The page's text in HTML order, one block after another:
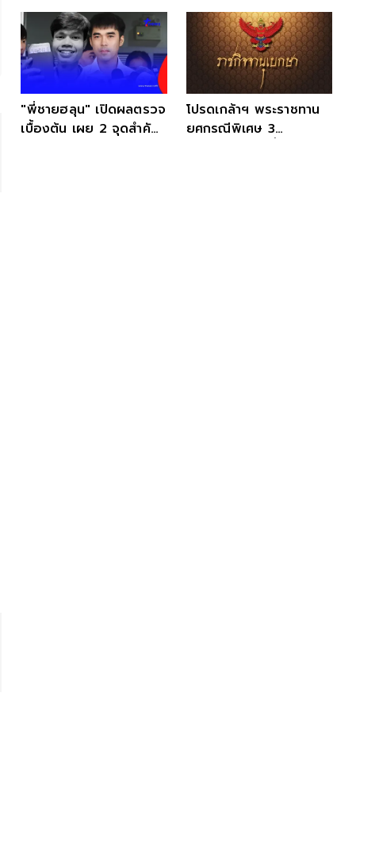
"พี่ชายฮลุน" เปิดผลตรวจ
เบื้องต้น เผย 2 จุดสำคัญ
โปรดเกล้าฯ พระราชทาน
ยศกรณีพิเศษ 3